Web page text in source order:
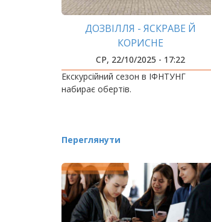
ДОЗВІЛЛЯ - ЯСКРАВЕ Й
КОРИСНЕ
СР, 22/10/2025 - 17:22
Екскурсійний сезон в ІФНТУНГ
набирає обертів.
Переглянути